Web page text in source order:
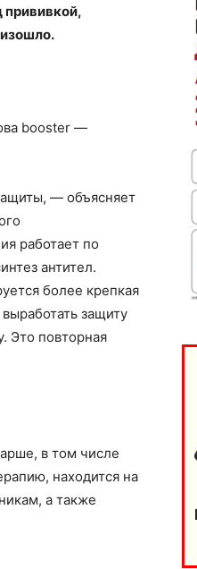
прививкой,
booster —
— объясняет
работает по
антител.
более крепкая
защиту
Это повторная
в том числе
находится на
а также